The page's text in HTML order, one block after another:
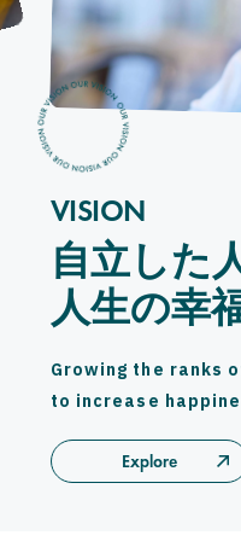
CAREERS
CONTACT
Privacy Policy
VISION
自立した
人生の幸
自立した
人生の幸
Growing th e ranks o
to increas e happine
Explore